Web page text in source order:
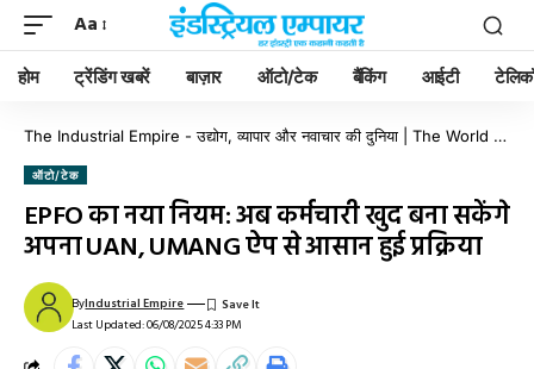
Aa
होम ट्रेंडिंग खबरें बाज़ार ऑटो/टेक बैंकिंग आईटी
The Industrial Empire - उद्योग, व्यापार और नवाचार की दुनिया | The World of Industry, Business & Innovation
ऑटो/टेक
EPFO का नया नियम: अब कर्मचारी खुद बना सकेंगे
अपना UAN, UMANG ऐप से आसान हुई प्रक्रिया
Last Updated: 06/08/2025 4:33 PM
ByIndustrial Empire